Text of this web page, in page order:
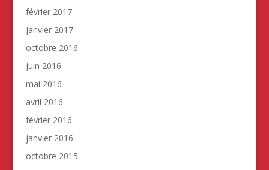
février 2017
janvier 2017
octobre 2016
juin 2016
mai 2016
avril 2016
février 2016
janvier 2016
octobre 2015